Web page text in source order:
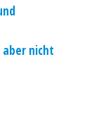
aber nicht